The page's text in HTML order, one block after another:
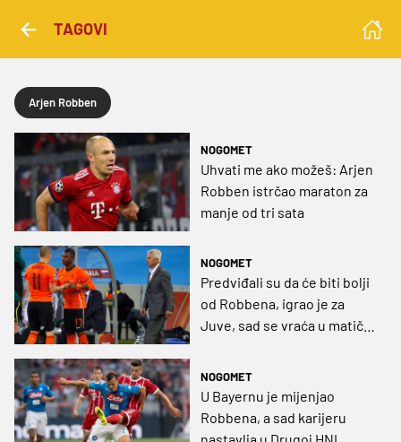
TAGOVI
Arjen Robben
NOGOMET
Uhvati me ako možeš: Arjen
Robben istrčao maraton za
manje od tri sata
NOGOMET
Predviđali su da će biti bolji
od Robbena, igrao je za
Juve, sad se vraća u matični
NOGOMET
U Bayernu je mijenjao
Robbena, a sad karijeru
nastavlja u Drugoj HNL